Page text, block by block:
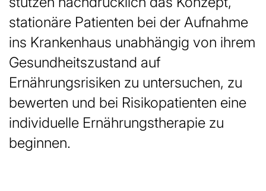
stationäre Patienten bei der Aufnahme
ins Krankenhaus unabhängig von ihrem
Gesundheitszustand auf
Ernährungsrisiken zu untersuchen, zu
bewerten und bei Risikopatienten eine
individuelle Ernährungstherapie zu
beginnen.